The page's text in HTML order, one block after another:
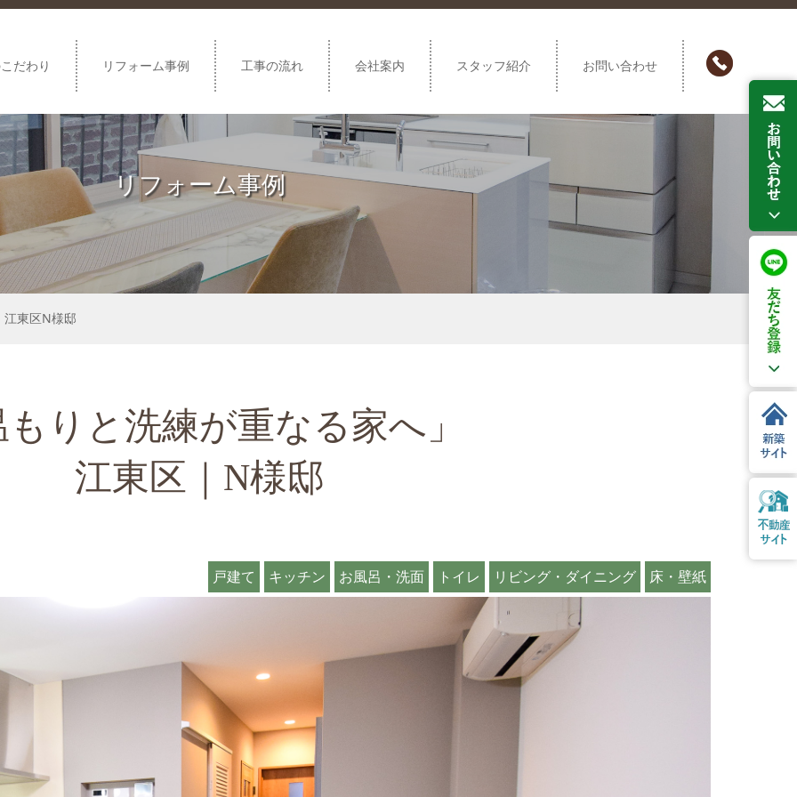
だわり リフォーム事例 工事の流れ 会社案内 スタッフ紹介 お問い合わせ
リフォーム事例
江東区N様邸
りと洗練が重なる家へ」
江東区｜N様邸
戸建て キッチン お風呂・洗面 トイレ リビング・ダイニング 床・壁紙